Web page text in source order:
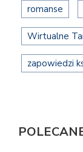
romanse
Wirtualne
zapowiedzi